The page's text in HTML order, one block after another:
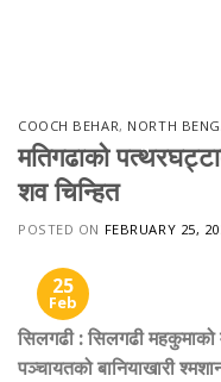
COOCH BEHAR, NORTH
मतिगढाको
शव चिन्हित
POSTED ON FEBRUARY 25,
25
Feb
सिलगढी:सिलगढी महकुमाको
पञ्चायतको बानियाखारी